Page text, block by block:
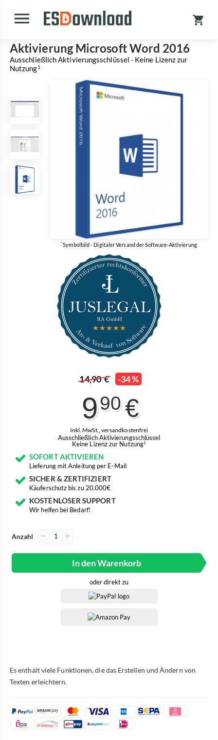
Aktivierung Microsoft Word 2016
Ausschließlich Aktivierungsschlüssel - Keine Lizenz zur
Nutzung1
*Symbolbild - Digitaler Versand der Software-Aktivierung
Es enthält viele Funktionen, die das Erstellen und Ändern von
Texten erleichtern.
14,90 € -34 %
990€
Inkl. MwSt., versandkostenfrei
Ausschließlich Aktivierungsschlüssel
Keine Lizenz zur Nutzung1
SOFORT AKTIVIEREN
Lieferung mit Anleitung per E-Mail
SICHER & ZERTIFIZIERT
Käuferschutz bis zu 20.000€
KOSTENLOSER SUPPORT
Wir helfen bei Bedarf!
Anzahl
In den Warenkorb
oder direkt zu